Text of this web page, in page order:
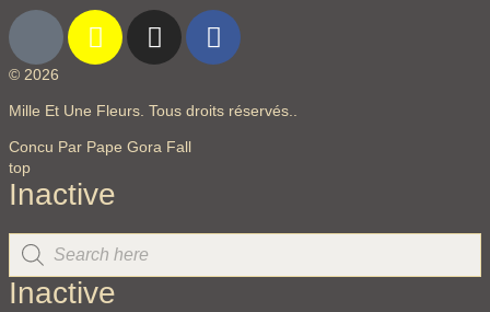
© 2026
Mille Et Une Fleurs. Tous droits réservés..
Concu Par Pape Gora Fall
top
Inactive
Inactive